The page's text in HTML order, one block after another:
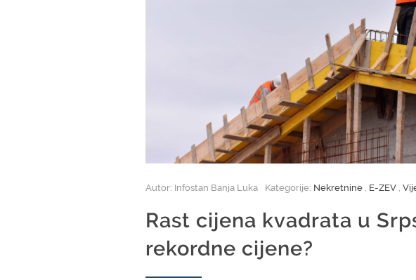
Autor: Infostan Banja Luka Kategorije: Nekretnine , E-ZEV ,
Rast cijena kvadrata u
rekordne cijene?